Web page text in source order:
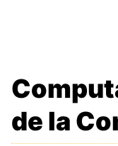
de la